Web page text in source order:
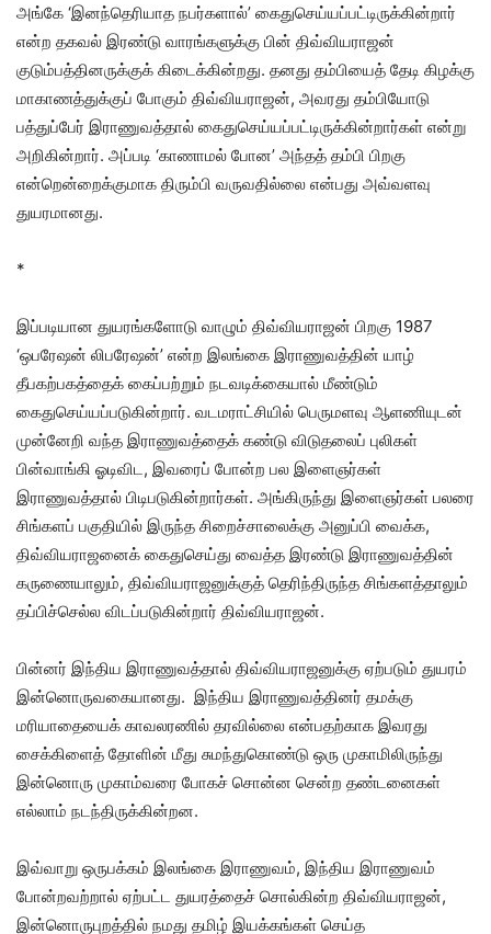
அங்கே ‘இனந்தெரியாத நபர்களால்’ கைதுசெய்யப்பட்டிருக்கின்றார்
என்ற தகவல் இரண்டு வாரங்களுக்கு பின் திவ்வியராஜன்
குடும்பத்தினருக்குக் கிடைக்கின்றது. தனது தம்பியைத் தேடி கிழக்கு
மாகாணத்துக்குப் போகும் திவ்வியராஜன், அவரது தம்பியோடு
பத்துப்பேர் இராணுவத்தால் கைதுசெய்யப்பட்டிருக்கின்றார்கள் என்று
அறிகின்றார். அப்படி ‘காணாமல் போன’ அந்தத் தம்பி பிறகு
என்றென்றைக்குமாக திரும்பி வருவதில்லை என்பது அவ்வளவு
துயரமானது.
*
இப்படியான துயரங்களோடு வாழும் திவ்வியராஜன் பிறகு 1987
‘ஒபரேஷன் லிபரேஷன்’ என்ற இலங்கை இராணுவத்தின் யாழ்
தீபகற்பகத்தைக் கைப்பற்றும் நடவடிக்கையால் மீண்டும்
கைதுசெய்யப்படுகின்றார். வடமராட்சியில் பெருமளவு ஆளணியுடன்
முன்னேறி வந்த இராணுவத்தைக் கண்டு விடுதலைப் புலிகள்
பின்வாங்கி ஓடிவிட, இவரைப் போன்ற பல இளைஞர்கள்
இராணுவத்தால் பிடிபடுகின்றார்கள். அங்கிருந்து இளைஞர்கள் பலரை
சிங்களப் பகுதியில் இருந்த சிறைச்சாலைக்கு அனுப்பி வைக்க,
திவ்வியராஜனைக் கைதுசெய்து வைத்த இரண்டு இராணுவத்தின்
கருணையாலும், திவ்வியராஜனுக்குத் தெரிந்திருந்த சிங்களத்தாலும்
தப்பிச்செல்ல விடப்படுகின்றார் திவ்வியராஜன்.
பின்னர் இந்திய இராணுவத்தால் திவ்வியராஜனுக்கு ஏற்படும் துயரம்
இன்னொருவகையானது. இந்திய இராணுவத்தினர் தமக்கு
மரியாதையைக் காவலரணில் தரவில்லை என்பதற்காக இவரது
சைக்கிளைத் தோளின் மீது சுமந்துகொண்டு ஒரு முகாமிலிருந்து
இன்னொரு முகாம்வரை போகச் சொன்ன சென்ற தண்டனைகள்
எல்லாம் நடந்திருக்கின்றன.
இவ்வாறு ஒருபக்கம் இலங்கை இராணுவம், இந்திய இராணுவம்
போன்றவற்றால் ஏற்பட்ட துயரத்தைச் சொல்கின்ற திவ்வியராஜன்,
இன்னொருபுறத்தில் நமது தமிழ் இயக்கங்கள் செய்த